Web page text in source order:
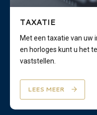
TAXATIE
Met een taxatie van uw
en horloges kunt u het
vaststellen.
LEES MEER